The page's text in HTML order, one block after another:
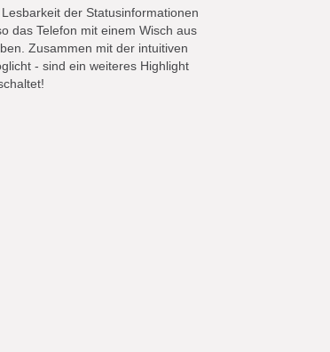
der Statusinformationen
das Telefon mit einem Wisch aus
Zusammen mit der intuitiven
- sind ein weiteres Highlight